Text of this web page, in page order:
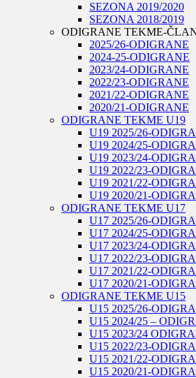
SEZONA 2019/2020
SEZONA 2018/2019
ODIGRANE TEKME-
2025/26-ODIGRANE
2024-25-ODIGRANE
2023/24-ODIGRANE
2022/23-ODIGRANE
2021/22-ODIGRANE
2020/21-ODIGRANE
ODIGRANE TEKME U19
U19 2025/26-
U19 2024/25-
U19 2023/24-
U19 2022/23-
U19 2021/22-
U19 2020/21-
ODIGRANE TEKME U17
U17 2025/26-
U17 2024/25-
U17 2023/24-
U17 2022/23-
U17 2021/22-
U17 2020/21-
ODIGRANE TEKME U15
U15 2025/26-
U15 2024/25 –
U15 2023/24
U15 2022/23-
U15 2021/22-
U15 2020/21-